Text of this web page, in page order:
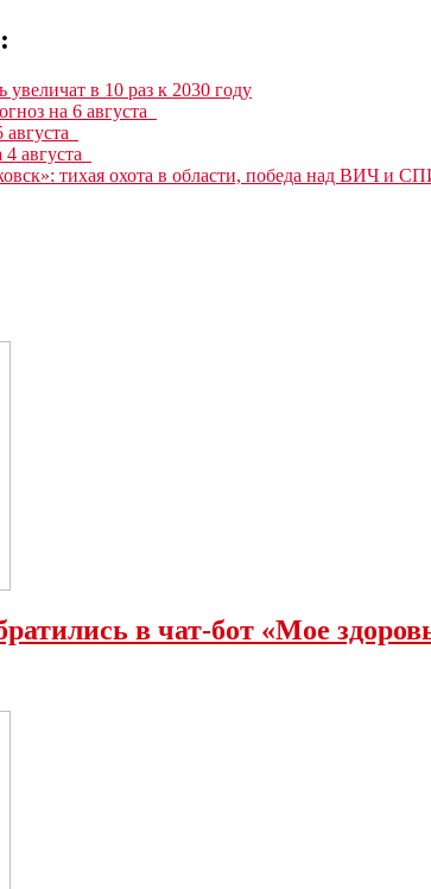
в 10 раз к 2030 году
на 6 августа
августа
тихая охота в области, победа над ВИЧ и
в чат-бот «Мое